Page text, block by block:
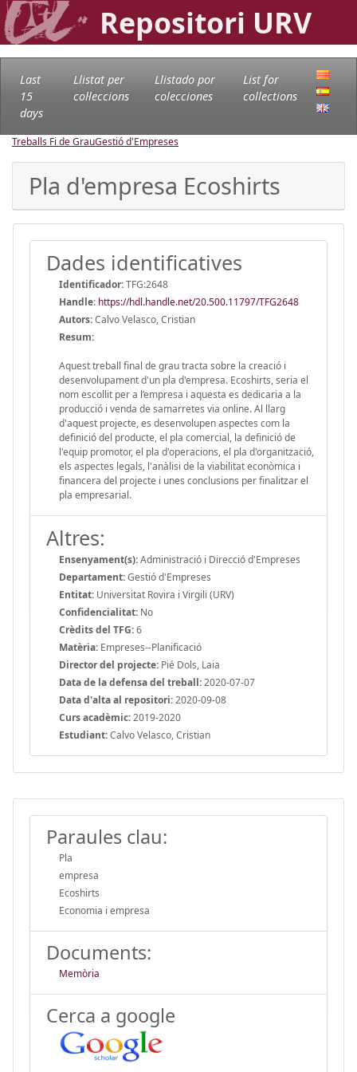
Repositori URV
Last
15
days
Llistat per
col·leccions
Llistado por
colecciones
List for
collections
Treballs Fi de GrauGestió d'Empreses
Pla d'empresa Ecoshirts
Dades identificatives
Identificador:TFG:2648
Handle: https://hdl.handle.net/20.500.11797/TFG2648
Autors:Calvo Velasco, Cristian
Resum:
Aquest treball final de grau tracta sobre la creació i
desenvolupament d'un pla d'empresa. Ecoshirts, seria el
nom escollit per a l’empresa i aquesta es dedicaria a la
producció i venda de samarretes via online. Al llarg
d'aquest projecte, es desenvolupen aspectes com la
definició del producte, el pla comercial, la definició de
l'equip promotor, el pla d'operacions, el pla d'organització,
els aspectes legals, l'anàlisi de la viabilitat econòmica i
financera del projecte i unes conclusions per finalitzar el
pla empresarial.
Altres:
Ensenyament(s):Administració i Direcció d'Empreses
Departament:Gestió d'Empreses
Entitat: Universitat Rovira i Virgili (URV)
Confidencialitat: No
Crèdits del TFG:6
Matèria: Empreses--Planificació
Director del projecte: Pié Dols, Laia
Data de la defensa del treball:2020-07-07
Data d'alta al repositori:2020-09-08
Curs acadèmic:2019-2020
Estudiant:Calvo Velasco, Cristian
Paraules clau:
Pla
empresa
Ecoshirts
Economia i empresa
Documents:
Memòria
Cerca a google